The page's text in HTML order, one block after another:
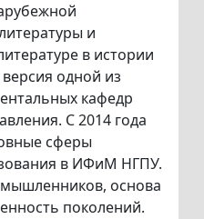
и
в истории
одной из
кафедр
С 2014 года
сферы
в ИФиМ НГПУ.
основа
поколений.